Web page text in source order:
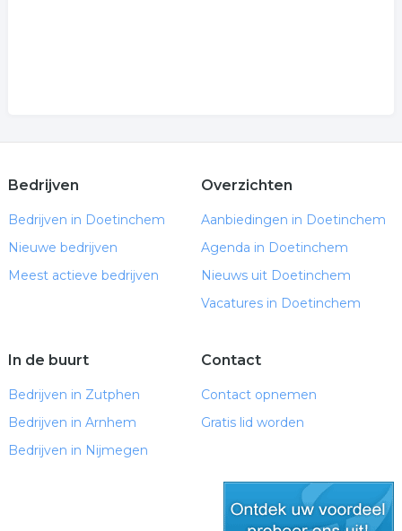
Bedrijven
Bedrijven in Doetinchem
Nieuwe bedrijven
Meest actieve bedrijven
Overzichten
Aanbiedingen in Doetinchem
Agenda in Doetinchem
Nieuws uit Doetinchem
Vacatures in Doetinchem
In de buurt
Bedrijven in Zutphen
Bedrijven in Arnhem
Bedrijven in Nijmegen
Contact
Contact opnemen
Gratis lid worden